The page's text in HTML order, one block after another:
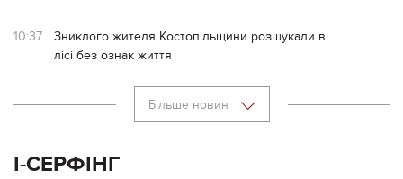
10:37
Зниклого жителя Костопільщини розшукали в
лісі без ознак життя
Більше новин
І-СЕРФІНГ